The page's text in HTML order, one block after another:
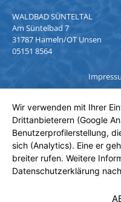
WALDBAD SÜNTELTAL
Am Süntelbad 7
31787 Hameln/OT Unsen
05151 8564
Wir verwenden mit Ihrer
Drittanbieterern (Google
Benutzerprofilerstellung,
sich (Analytics). Eine er
breiter rufen. Weitere
Datenschutzerklärung